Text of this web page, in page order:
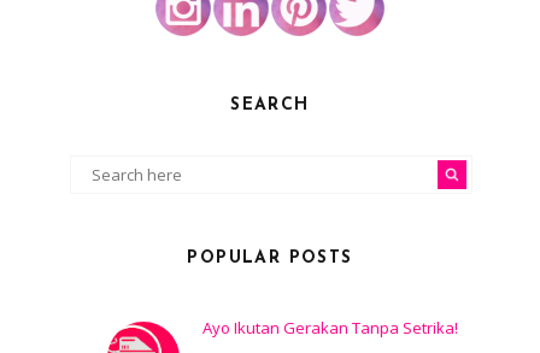
SEARCH
POPULAR POSTS
Ayo Ikutan Gerakan Tanpa Setrika!